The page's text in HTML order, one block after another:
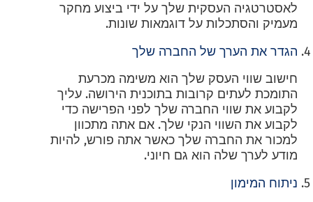
לאסטרטגיה העסקית שלך על ידי ביצוע מחקר
מעמיק והסתכלות על דוגמאות שונות.
הגדר את הערך של החברה שלך
חישוב שווי העסק שלך הוא משימה מכרעת
התומכת לעתים קרובות בתוכנית הירושה. עליך
לקבוע את שווי החברה שלך לפני הפרישה כדי
לקבוע את השווי הנקי שלך. אם אתה מתכוון
למכור את החברה שלך כאשר אתה פורש, להיות
מודע לערך שלה הוא גם חיוני.
ניתוח המימון